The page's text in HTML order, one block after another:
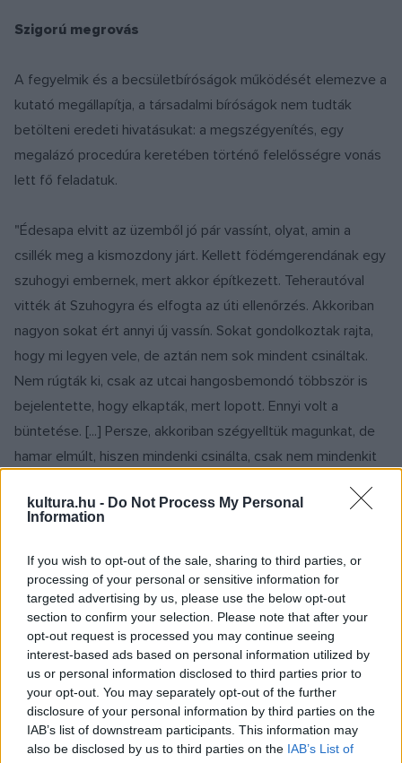
kultura.hu - Do Not Process My Personal
Information
If you wish to opt-out of the sale, sharing to third parties, or
processing of your personal or sensitive information for
targeted advertising by us, please use the below opt-out
section to confirm your selection. Please note that after your
opt-out request is processed you may continue seeing
interest-based ads based on personal information utilized by
us or personal information disclosed to third parties prior to
your opt-out. You may separately opt-out of the further
disclosure of your personal information by third parties on the
IAB’s list of downstream participants. This information may
also be disclosed by us to third parties on the IAB’s List of
Szigorú megrovás
A fegyelmik és a becsületbíróságok működését elemezve a
kutató megállapítja, a társadalmi bíróságok nem tudták
betölteni eredeti hivatásukat: a megszégyenítés, egy
megalázó procedúra keretében történő felelősségre vonás
lett fő feladatuk.
"Édesapa elvitt az üzemből jó pár vassínt, olyat, amin a
csillék meg a kismozdony járt. Kellett födémgerendának egy
szuhogyi embernek, mert akkor építkezett. Teherautóval
vitték át Szuhogyra és elfogta az úti ellenőrzés. Akkoriban
nagyon sokat ért annyi új vassín. Sokat gondolkoztak rajta,
hogy mi legyen vele, de aztán nem sok mindent csináltak.
Nem rúgták ki, csak az utcai hangosbemondó többször is
bejelentette, hogy elkapták, mert lopott. Ennyi volt a
büntetése. [...] Persze, akkoriban szégyelltük magunkat, de
hamar elmúlt, hiszen mindenki csinálta, csak nem mindenkit
62 éves háztartásbeli.
Elsősorban fizikai dolgozókkal foglalkoztak, s ezt a
munkások sérelmezték is. A munkaerőhiány időszakában a
vezetőknek nem állt érdekükben, hogy "piszkálják" a
dolgozókat, s egyszerűbb is volt, ha saját hatáskörükben
folytatják le a fegyelmiket. Ezt igazolja az a számadat is,
amely szerint a társadalmi bíróságok esetszámának
csökkenésével párhuzamosan nőtt a fegyelmi felelősségre
vonások száma.